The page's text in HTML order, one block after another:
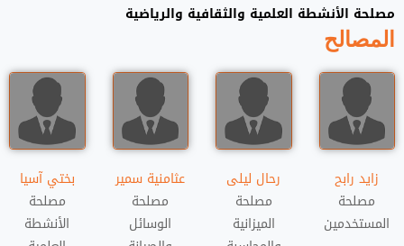
مصلحة الأنشطة العلمية والثقافية والرياضية
المصالح
زايد رابح
مصلحة
المستخدمين
رحال ليلى
مصلحة
الميزانية
عثامنية سمير
مصلحة
الوسائل
بختي آسيا
مصلحة
الأنشطة